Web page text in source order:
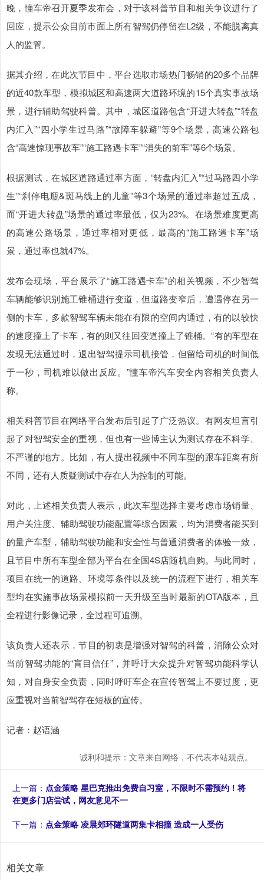
晚，懂车帝召开夏季发布会，对于该科普节目和相关争议进行了
回应，提示公众目前市面上所有智驾仍停留在L2级，不能脱离真
人的监管。
据其介绍，在此次节目中，平台选取市场热门畅销的20多个品牌
的近40款车型，模拟城区和高速两大道路环境的15个真实事故场
景，进行辅助驾驶科普。其中，城区道路包含“开进大转盘”“转盘
内汇入”“四小学生过马路”“故障车躲避”等9个场景，高速公路包
含“高速惊现事故车”“施工路遇卡车”“消失的前车”等6个场景。
根据测试，在城区道路通过率方面，“转盘内汇入”“过马路四小学
生”“刹停电瓶&斑马线上的儿童”等3个场景的通过率超过五成，
而“开进大转盘”场景的通过率最低，仅为23%。在场景难度更高
的高速公路场景，通过率相对更低，最高的“施工路遇卡车”场
景，通过率也就47%。
发布会现场，平台展示了“施工路遇卡车”的相关视频，不少智驾
车辆能够识别施工锥桶进行变道，但道路变窄后，遭遇停在另一
侧的卡车，多款智驾车辆未能在有限的空间内通过，有的以较快
的速度撞上了卡车，有的则又往回变道撞上了锥桶。“有的车型在
发现无法通过时，退出智驾提示司机接管，但留给司机的时间低
于一秒，司机难以做出反应。”懂车帝汽车安全内容相关负责人
称。
相关科普节目在网络平台发布后引起了广泛热议。有网友坦言引
起了对智驾安全的重视，但也有一些博主认为测试存在不科学、
不严谨的地方。比如，有人提出视频中不同车型的跟车距离有所
不同，还有人质疑测试中存在人为控制的可能。
对此，上述相关负责人表示，此次车型选择主要考虑市场销量、
用户关注度、辅助驾驶功能配置等综合因素，均为消费者能买到
的量产车型，辅助驾驶功能和安全性与普通消费者的体验一致，
且节目中所有车型全部为平台在全国4S店随机自购。与此同时，
项目在统一的道路、环境等条件以及统一的流程下进行，相关车
型均在实施事故场景模拟前一天升级至当时最新的OTA版本，且
全程进行影像记录，全过程可追溯。
该负责人还表示，节目的初衷是增强对智驾的科普，消除公众对
当前智驾功能的“盲目信任”，并呼吁大众提升对智驾功能科学认
知，对自身安全负责，同时呼吁车企在宣传智驾上不要过度，更
应重视对当前智驾存在短板的宣传。
记者：赵语涵
诚利和提示：文章来自网络，不代表本站观点。
上一篇： 点金策略 星巴克推出免费自习室，不限时不需预约！将
在更多门店尝试，网友意见不一
下一篇： 点金策略 凌晨郊环隧道两集卡相撞 造成一人受伤
相关文章